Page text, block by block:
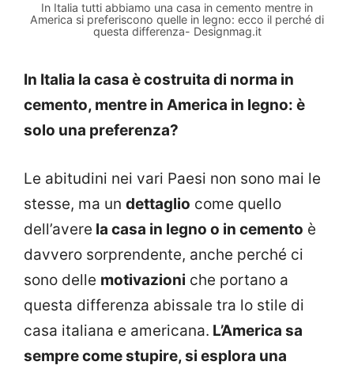
In Italia tutti abbiamo una casa in cemento mentre in
America si preferiscono quelle in legno: ecco il perché di
questa differenza- Designmag.it
In Italia la casa è costruita di norma in
cemento, mentre in America in legno: è
solo una preferenza?
Le abitudini nei vari Paesi non sono mai le
stesse, ma un dettaglio come quello
dell’avere la casa in legno o in cemento è
davvero sorprendente, anche perché ci
sono delle motivazioni che portano a
questa differenza abissale tra lo stile di
casa italiana e americana. L’America sa
sempre come stupire, si esplora una